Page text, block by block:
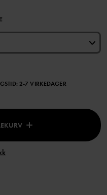
2-7 VIRKEDAGER